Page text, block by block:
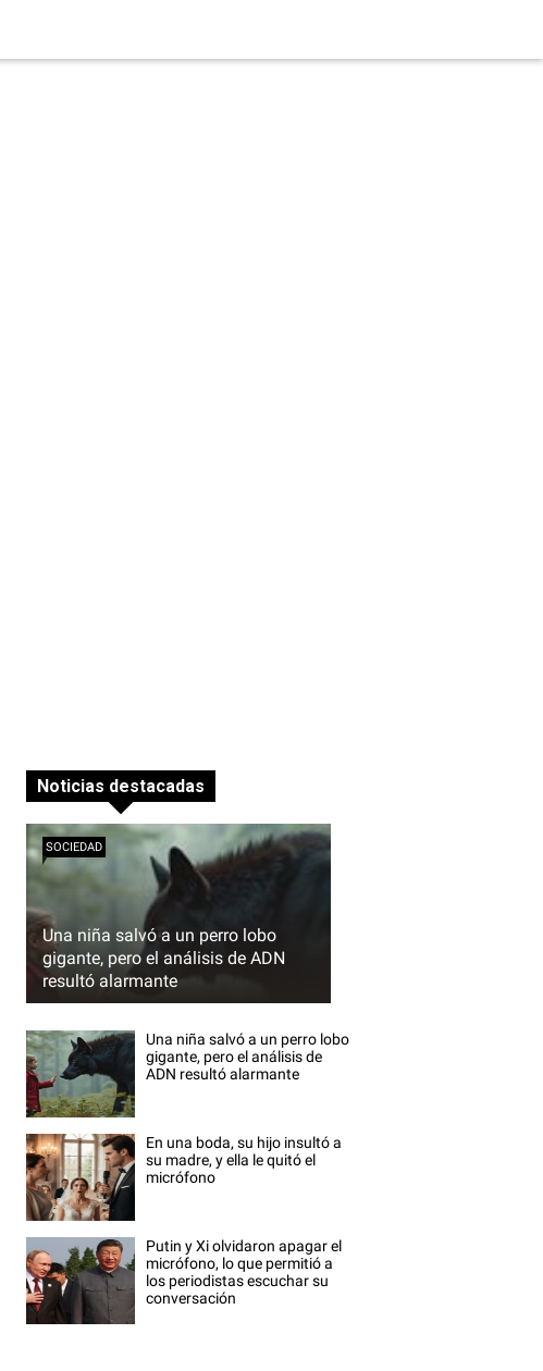
Noticias destacadas
Una niña salvó a un perro lobo
gigante, pero el análisis de ADN
resultó alarmante
SOCIEDAD
Una niña salvó a un perro lobo
gigante, pero el análisis de
ADN resultó alarmante
En una boda, su hijo insultó a
su madre, y ella le quitó el
micrófono
Putin y Xi olvidaron apagar el
micrófono, lo que permitió a
los periodistas escuchar su
conversación